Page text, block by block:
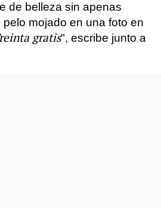
de belleza sin apenas
mojado en una foto en
gratis", escribe junto a